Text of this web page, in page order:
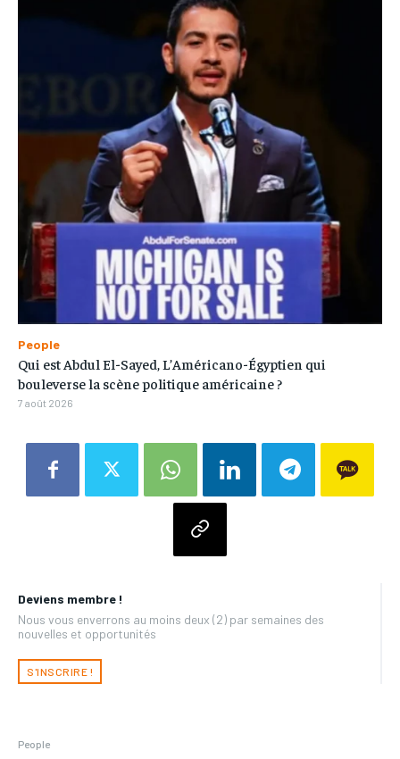
Deviens membre !
Nous vous enverrons au moins deux (2) par semaines des
nouvelles et opportunités
S'INSCRIRE !
People
People
Qui est Abdul El-Sayed, L’Américano-Égyptien qui
bouleverse la scène politique américaine ?
7 août 2026